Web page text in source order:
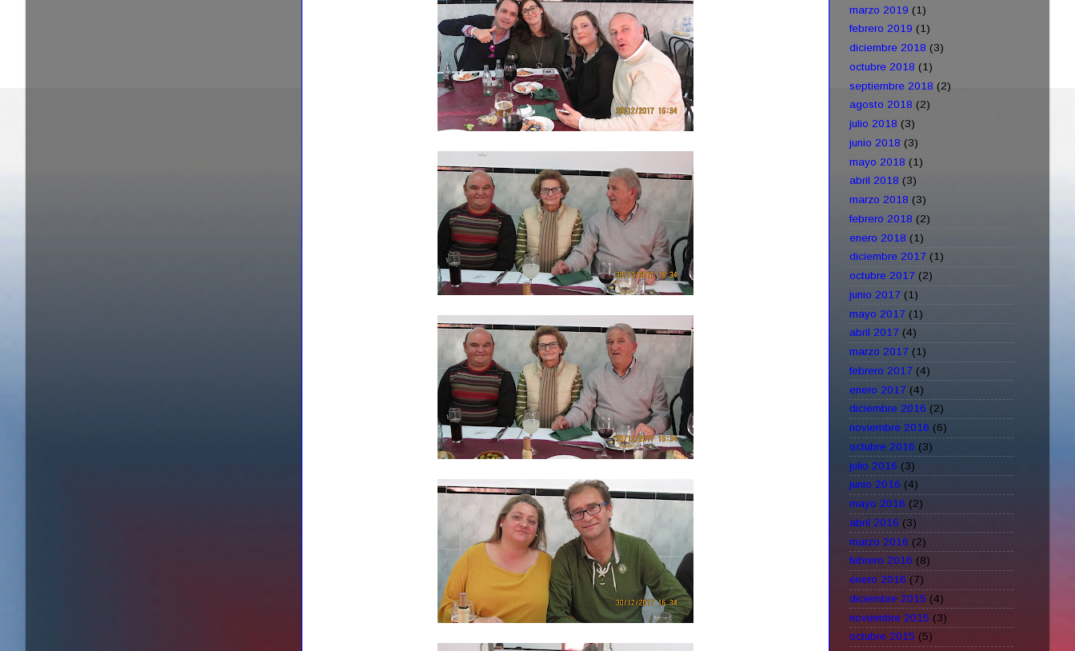
marzo 2019 (1)
febrero 2019 (1)
diciembre 2018 (3)
octubre 2018 (1)
septiembre 2018 (2)
agosto 2018 (2)
julio 2018 (3)
junio 2018 (3)
mayo 2018 (1)
abril 2018 (3)
marzo 2018 (3)
febrero 2018 (2)
enero 2018 (1)
diciembre 2017 (1)
octubre 2017 (2)
junio 2017 (1)
mayo 2017 (1)
abril 2017 (4)
marzo 2017 (1)
febrero 2017 (4)
enero 2017 (4)
diciembre 2016 (2)
noviembre 2016 (6)
octubre 2016 (3)
julio 2016 (3)
junio 2016 (4)
mayo 2016 (2)
abril 2016 (3)
marzo 2016 (2)
febrero 2016 (8)
enero 2016 (7)
diciembre 2015 (4)
noviembre 2015 (3)
octubre 2015 (5)